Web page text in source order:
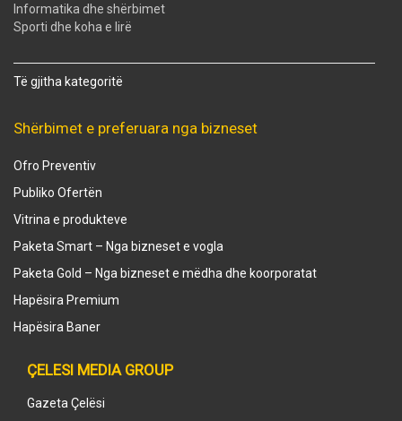
Informatika dhe shërbimet
Sporti dhe koha e lirë
Të gjitha kategoritë
Shërbimet e preferuara nga bizneset
Ofro Preventiv
Publiko Ofertën
Vitrina e produkteve
Paketa Smart – Nga bizneset e vogla
Paketa Gold – Nga bizneset e mëdha dhe koorporatat
Hapësira Premium
Hapësira Baner
ÇELESI MEDIA GROUP
Gazeta Çelësi